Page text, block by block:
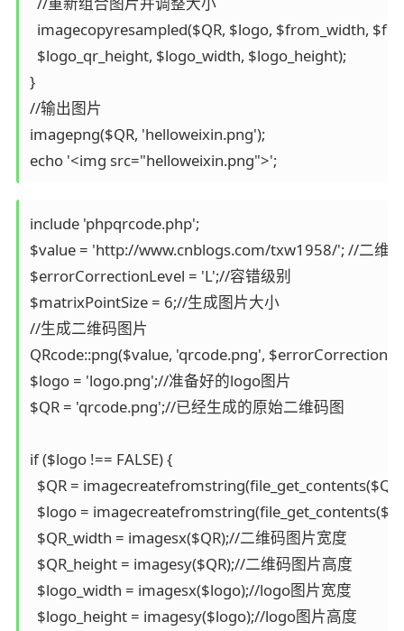
imagecopyresampled($QR, $logo, $from_width,
  $logo_qr_height, $logo_width, $logo_height);
}
//输出图片
imagepng($QR, 'helloweixin.png');
echo '<img src="helloweixin.png">';
include 'phpqrcode.php';
$value = 'http://www.cnblogs.com/txw1958/'; //二维
$errorCorrectionLevel = 'L';//容错级别
$matrixPointSize = 6;//生成图片大小
//生成二维码图片
QRcode::png($value, 'qrcode.png',
$logo = 'logo.png';//准备好的logo图片
$QR = 'qrcode.png';//已经生成的原始二维码图
if ($logo !== FALSE) {
$QR =
$logo =
  $QR_width = imagesx($QR);//二维码图片宽度
  $QR_height = imagesy($QR);//二维码图片高度
  $logo_width = imagesx($logo);//logo图片宽度
  $logo_height = imagesy($logo);//logo图片高度